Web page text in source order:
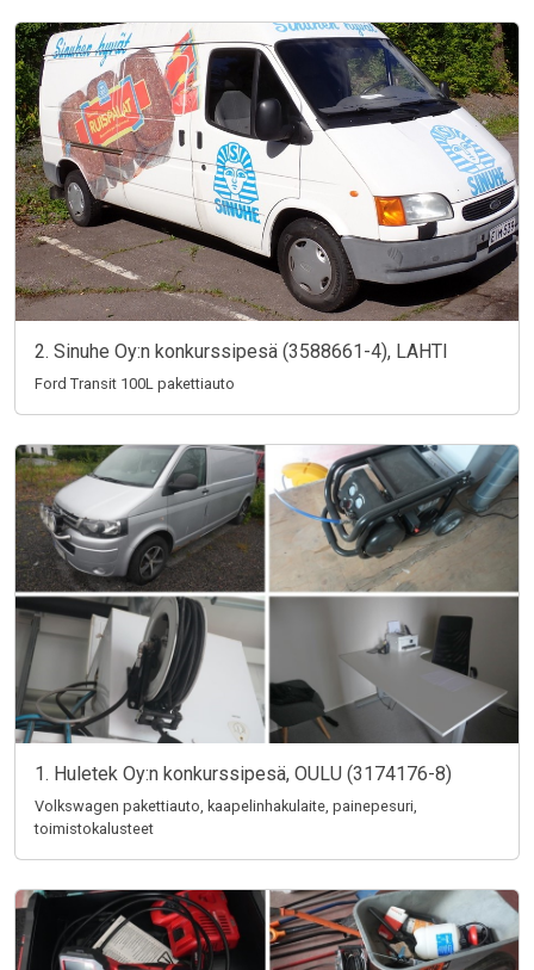
2. Sinuhe Oy:n konkurssipesä (3588661-4), LAHTI
Ford Transit 100L pakettiauto
1. Huletek Oy:n konkurssipesä, OULU (3174176-8)
Volkswagen pakettiauto, kaapelinhakulaite, painepesuri,
toimistokalusteet